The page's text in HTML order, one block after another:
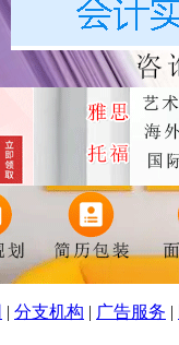
| 分支机构 | 广告服务 |